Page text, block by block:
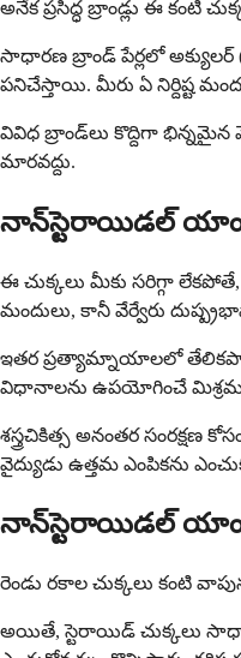
అనేక ప్రసిద్ధ బ్రాండ్లు ఈ
సాధారణ బ్రాండ్ పేర్లలో
పనిచేస్తాయి. మీరు ఏ నిర్దిష్ట
వివిధ బ్రాండ్‌లు కొద్దిగా భిన్నమైన
మారవద్దు.
నాన్‌స్టెరాయిడల్
ఈ చుక్కలు మీకు సరిగ్గా
మందులు, కానీ వేర్వేరు
ఇతర ప్రత్యామ్నాయాలలో తేలికపాటి
విధానాలను ఉపయోగించే మిశ్రమ
శస్త్రచికిత్స అనంతర
వైద్యుడు ఉత్తమ ఎంపికను
నాన్‌స్టెరాయిడల్ యాంటీ
రెండు రకాల చుక్కలు కంటి
అయితే, స్టెరాయిడ్ చుక్కలు